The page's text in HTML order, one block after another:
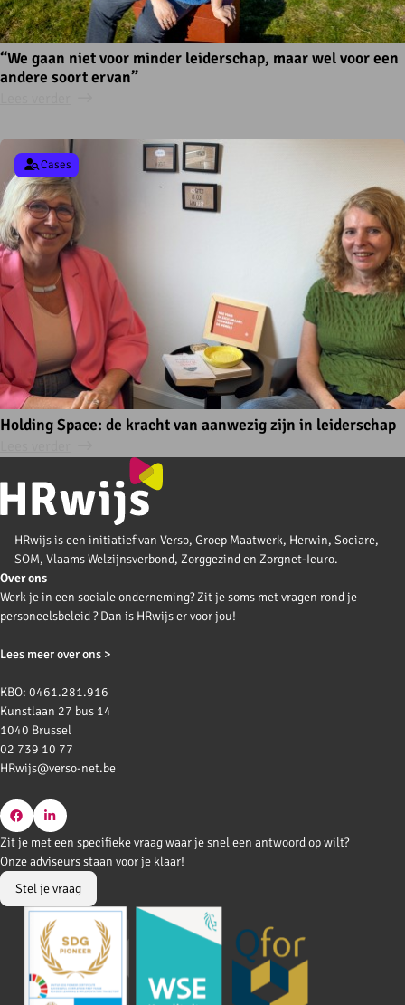
“We gaan niet voor minder leiderschap, maar wel voor een
andere soort ervan”
Holding Space: de kracht van aanwezig zijn in leiderschap
Cases
HRwijs is een initiatief van Verso, Groep Maatwerk, Herwin, Sociare,
SOM, Vlaams Welzijnsverbond, Zorggezind en Zorgnet-Icuro.
Over ons
Werk je in een sociale onderneming? Zit je soms met vragen rond je
personeelsbeleid ? Dan is HRwijs er voor jou!
Lees meer over ons >
KBO: 0461.281.916
Kunstlaan 27 bus 14
1040 Brussel
02 739 10 77
HRwijs@verso-net.be
Go
to
Facebook
Go
to
LinkedIn
Zit je met een specifieke vraag waar je snel een antwoord op wilt?
Onze adviseurs staan voor je klaar!
Stel je vraag